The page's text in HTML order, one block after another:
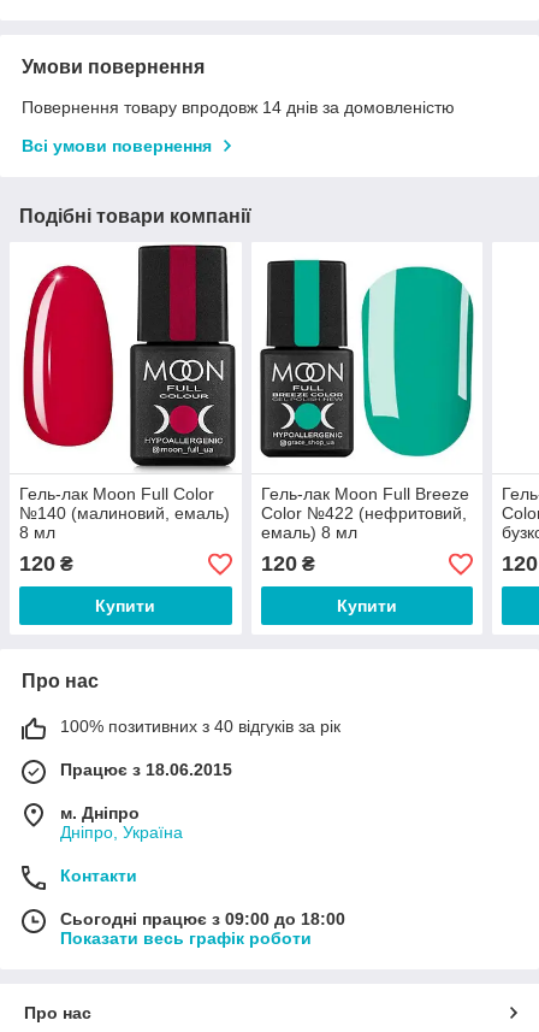
Умови повернення
Повернення товару впродовж 14 днів за домовленістю
Всі умови повернення
Подібні товари компанії
Гель-лак Moon Full Color
№140 (малиновий, емаль)
8 мл
120 ₴
Купити
Гель-лак Moon Full Breeze
Color №422 (нефритовий,
емаль) 8 мл
120₴
Купити
120
Про нас
100% позитивних з 40 відгуків за рік
Працює з 18.06.2015
м. Дніпро
Дніпро, Україна
Контакти
Сьогодні працює з 09:00 до 18:00
Показати весь графік роботи
Про нас